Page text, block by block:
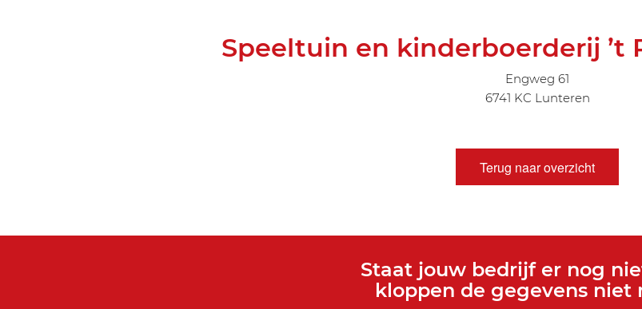
Speeltuin en kinderboerderij ’t
Engweg 61
6741 KC Lunteren
Terug naar overzicht
Staat jouw bedrijf er nog
kloppen de gegevens niet